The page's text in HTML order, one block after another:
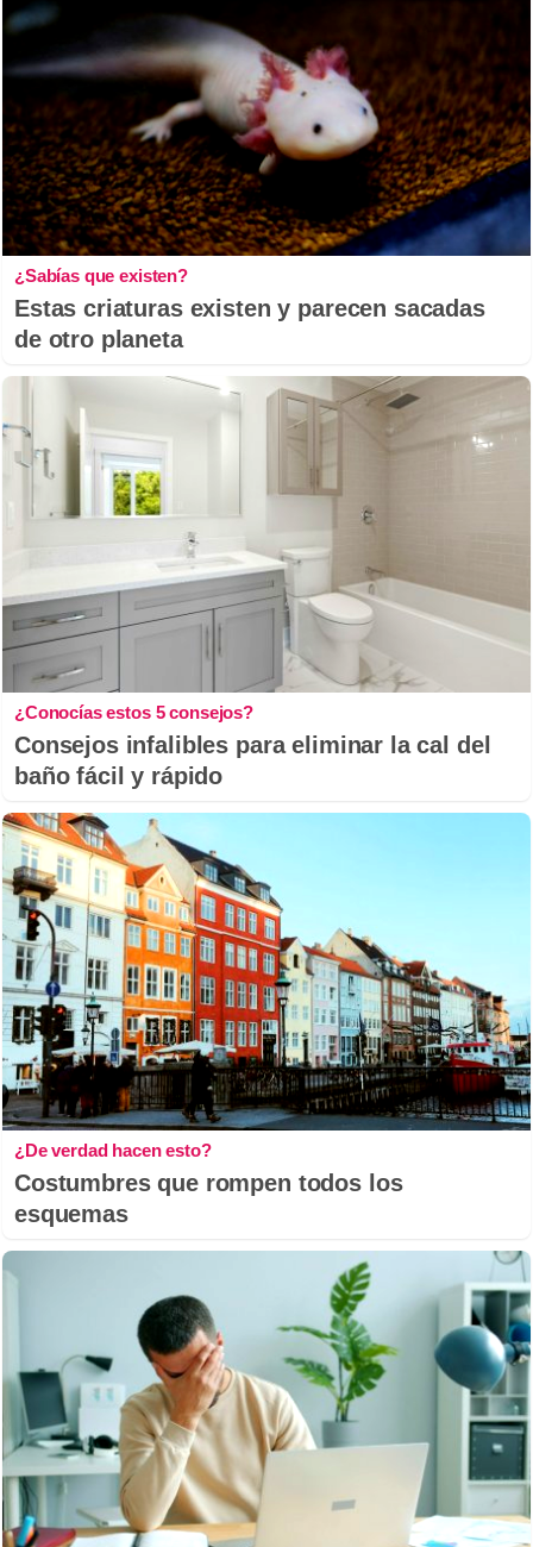
¿Sabías que existen?
Estas criaturas existen y parecen sacadas
de otro planeta
¿Conocías estos 5 consejos?
Consejos infalibles para eliminar la cal del
baño fácil y rápido
¿De verdad hacen esto?
Costumbres que rompen todos los
esquemas